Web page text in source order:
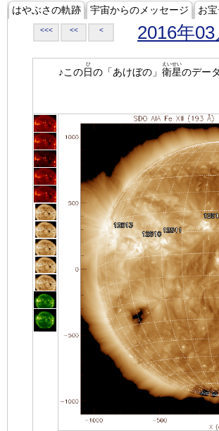
はやぶさの軌跡 宇宙からのメッセージ お
<<< << < 2016年03
♪この日
ひ
の「あけぼの」 衛星
えいせい
のデー